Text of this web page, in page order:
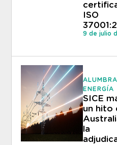
ISO
9 de julio
ENERGÍA
SICE
un hito
la